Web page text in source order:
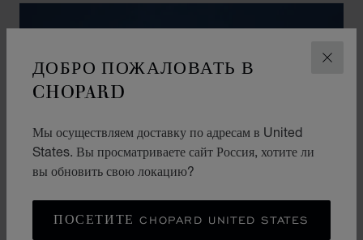
ДОБРО ПОЖАЛОВАТЬ В
CHOPARD
Мы осуществляем доставку по адресам в United
States. Вы просматриваете сайт Россия, хотите ли
вы обновить свою локацию?
ПОСЕТИТЕ CHOPARD UNITED STATES